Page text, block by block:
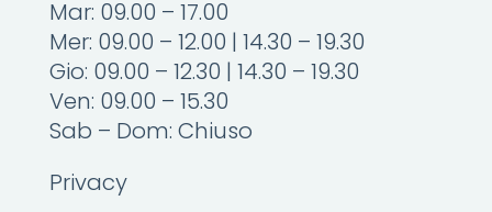
Mar: 09.00 – 17.00
Mer: 09.00 – 12.00 | 14.30 – 19.30
Gio: 09.00 – 12.30 | 14.30 – 19.30
Ven: 09.00 – 15.30
Sab – Dom: Chiuso
Privacy